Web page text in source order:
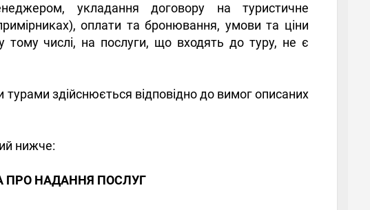
укладання договору на туристичне
оплати та бронювання, умови та ціни
тому числі, на послуги, що входять до туру, не є
здійснюється відповідно до вимог описаних
нижче:
ПРО НАДАННЯ ПОСЛУГ